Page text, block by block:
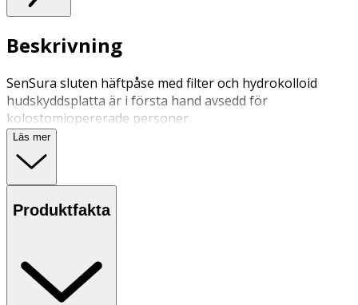
Beskrivning
SenSura sluten häftpåse med filter och hydrokolloid
hudskyddsplatta är i första hand avsedd för
kolostomiopererade personer.
Läs mer
Produktfakta